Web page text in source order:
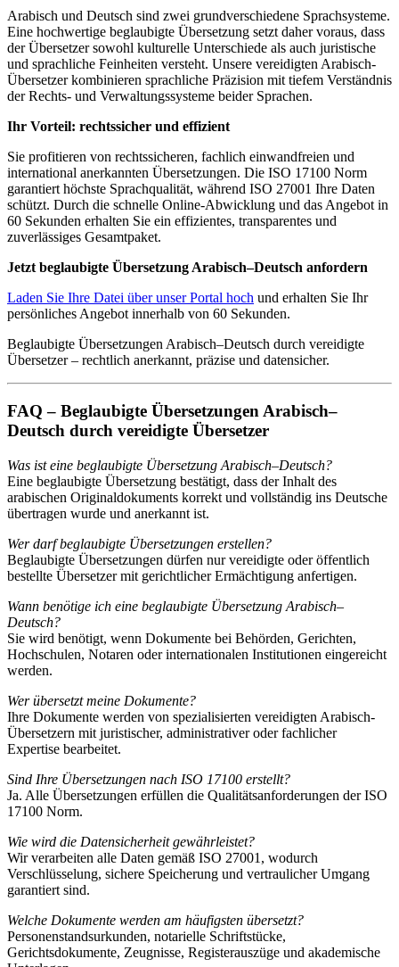
Arabisch und Deutsch sind zwei grundverschiedene Sprachsysteme.
Eine hochwertige beglaubigte Übersetzung setzt daher voraus, dass
der Übersetzer sowohl kulturelle Unterschiede als auch juristische
und sprachliche Feinheiten versteht. Unsere vereidigten Arabisch-
Übersetzer kombinieren sprachliche Präzision mit tiefem Verständnis
der Rechts- und Verwaltungssysteme beider Sprachen.
Ihr Vorteil: rechtssicher und effizient
Sie profitieren von rechtssicheren, fachlich einwandfreien und
international anerkannten Übersetzungen. Die ISO 17100 Norm
garantiert höchste Sprachqualität, während ISO 27001 Ihre Daten
schützt. Durch die schnelle Online-Abwicklung und das Angebot in
60 Sekunden erhalten Sie ein effizientes, transparentes und
zuverlässiges Gesamtpaket.
Jetzt beglaubigte Übersetzung Arabisch–Deutsch anfordern
Laden Sie Ihre Datei über unser Portal hoch und erhalten Sie Ihr
persönliches Angebot innerhalb von 60 Sekunden.
Beglaubigte Übersetzungen Arabisch–Deutsch durch vereidigte
Übersetzer – rechtlich anerkannt, präzise und datensicher.
FAQ – Beglaubigte Übersetzungen Arabisch–
Deutsch durch vereidigte Übersetzer
Was ist eine beglaubigte Übersetzung Arabisch–Deutsch?
Eine beglaubigte Übersetzung bestätigt, dass der Inhalt des
arabischen Originaldokuments korrekt und vollständig ins Deutsche
übertragen wurde und anerkannt ist.
Wer darf beglaubigte Übersetzungen erstellen?
Beglaubigte Übersetzungen dürfen nur vereidigte oder öffentlich
bestellte Übersetzer mit gerichtlicher Ermächtigung anfertigen.
Wann benötige ich eine beglaubigte Übersetzung Arabisch–
Deutsch?
Sie wird benötigt, wenn Dokumente bei Behörden, Gerichten,
Hochschulen, Notaren oder internationalen Institutionen eingereicht
werden.
Wer übersetzt meine Dokumente?
Ihre Dokumente werden von spezialisierten vereidigten Arabisch-
Übersetzern mit juristischer, administrativer oder fachlicher
Expertise bearbeitet.
Sind Ihre Übersetzungen nach ISO 17100 erstellt?
Ja. Alle Übersetzungen erfüllen die Qualitätsanforderungen der ISO
17100 Norm.
Wie wird die Datensicherheit gewährleistet?
Wir verarbeiten alle Daten gemäß ISO 27001, wodurch
Verschlüsselung, sichere Speicherung und vertraulicher Umgang
garantiert sind.
Welche Dokumente werden am häufigsten übersetzt?
Personenstandsurkunden, notarielle Schriftstücke,
Gerichtsdokumente, Zeugnisse, Registerauszüge und akademische